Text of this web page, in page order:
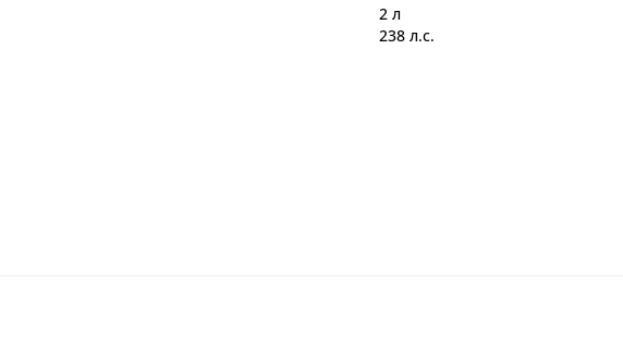
2 л
238 л.с.